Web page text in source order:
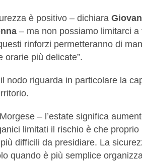
è positivo – dichiara
– ma non possiamo limitarci
rinforzi permetteranno di
orarie più delicate”.
nodo riguarda in particolare la
– l’estate significa
limitati il rischio è che
difficili da presidiare. La
quando è più semplice